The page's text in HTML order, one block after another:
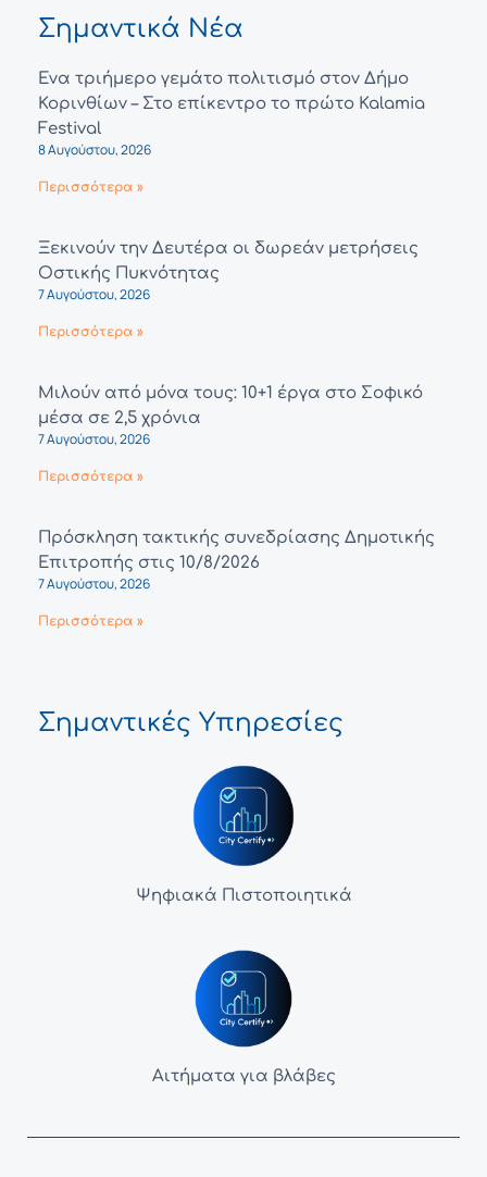
Σημαντικά Νέα
Ένα τριήμερο γεμάτο πολιτισμό στον Δήμο
Κορινθίων – Στο επίκεντρο το πρώτο Kalamia
Festival
8 Αυγούστου, 2026
Περισσότερα »
Ξεκινούν την Δευτέρα οι δωρεάν μετρήσεις
Οστικής Πυκνότητας
7 Αυγούστου, 2026
Περισσότερα »
Μιλούν από μόνα τους: 10+1 έργα στο Σοφικό
μέσα σε 2,5 χρόνια
7 Αυγούστου, 2026
Περισσότερα »
Πρόσκληση τακτικής συνεδρίασης Δημοτικής
Επιτροπής στις 10/8/2026
7 Αυγούστου, 2026
Περισσότερα »
Σημαντικές Υπηρεσίες
Ψηφιακά Πιστοποιητικά
Αιτήματα για βλάβες